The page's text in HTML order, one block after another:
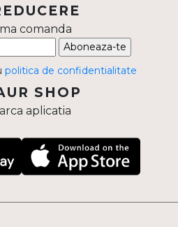
comanda
Aboneaza-te
politica de confidentialitate
SHOP
aplicatia